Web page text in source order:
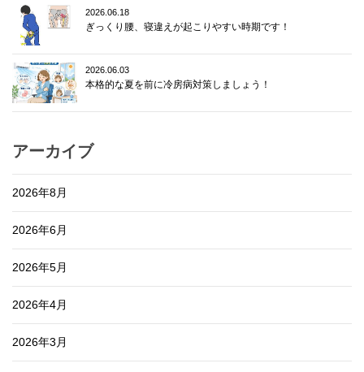
2026.06.18
ぎっくり腰、寝違えが起こりやすい時期です！
2026.06.03
本格的な夏を前に冷房病対策しましょう！
アーカイブ
2026年8月
2026年6月
2026年5月
2026年4月
2026年3月